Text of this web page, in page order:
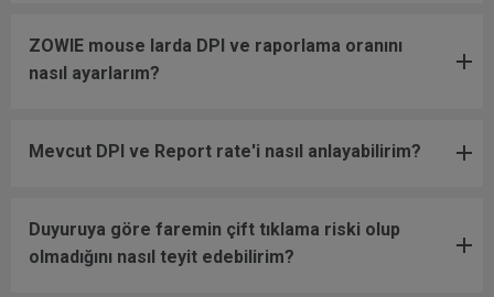
ZOWIE mouse larda DPI ve raporlama oranını
nasıl ayarlarım?
Mevcut DPI ve Report rate'i nasıl anlayabilirim?
Duyuruya göre faremin çift tıklama riski olup
olmadığını nasıl teyit edebilirim?